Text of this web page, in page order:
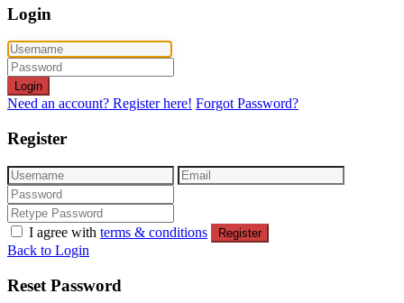
Login
Login
Need an account? Register here! Forgot Password?
Register
I agree with terms & conditions Register
Back to Login
Reset Password